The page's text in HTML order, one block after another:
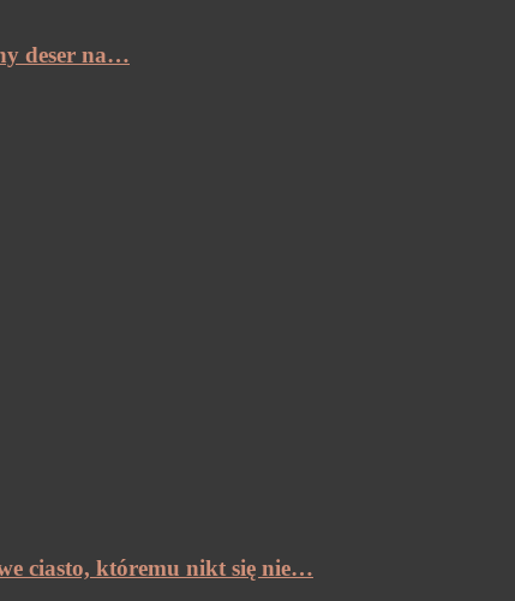
deser na…
ciasto, któremu nikt się nie…